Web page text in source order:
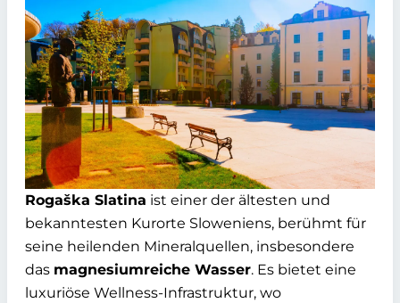
Rogaška Slatina ist einer der ältesten und
bekanntesten Kurorte Sloweniens, berühmt für
seine heilenden Mineralquellen, insbesondere
das magnesiumreiche Wasser. Es bietet eine
luxuriöse Wellness-Infrastruktur, wo